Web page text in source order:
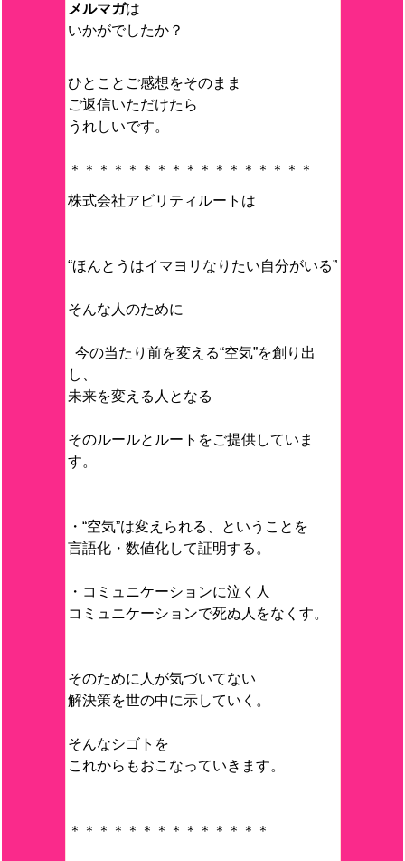
メルマガは
いかがでしたか？
ひとことご感想をそのまま
ご返信いただけたら
うれしいです。
＊＊＊＊＊＊＊＊＊＊＊＊＊＊＊＊＊
株式会社アビリティルートは
“ほんとうはイマヨリなりたい自分がいる”
そんな人のために
今の当たり前を変える“空気”を創り出
し、
未来を変える人となる
そのルールとルートをご提供していま
す。
・“空気”は変えられる、ということを
言語化・数値化して証明する。
・コミュニケーションに泣く人
コミュニケーションで死ぬ人をなくす。
そのために人が気づいてない
解決策を世の中に示していく。
そんなシゴトを
これからもおこなっていきます。
＊＊＊＊＊＊＊＊＊＊＊＊＊＊